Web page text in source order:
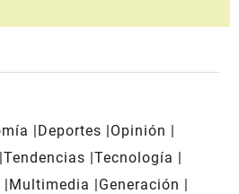
Deportes
Opinión
Tendencias Tecnología
Multimedia
Generación